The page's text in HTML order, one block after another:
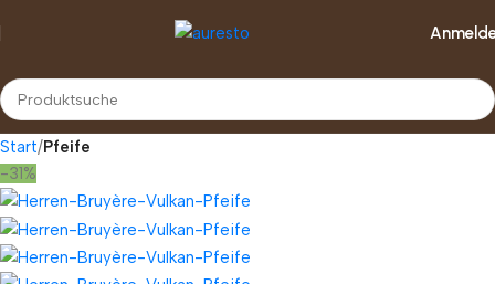
Start Pfeife
-31%